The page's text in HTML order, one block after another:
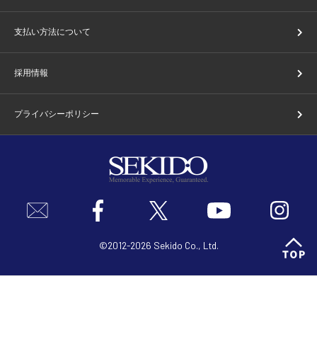
支払い方法について
採用情報
プライバシーポリシー
©2012-2026 Sekido Co., Ltd.